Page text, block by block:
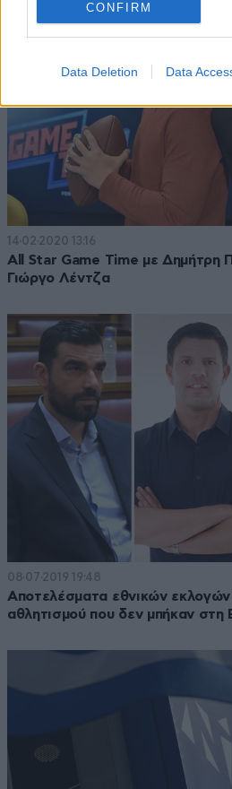
CONFIRM
Data Deletion Data
14·02·2020 13:16
All Star Game Time με Δημήτρη
Γιώργο Λέντζα
08·07·2019 19:48
Αποτελέσματα εθνικών
αθλητισμού που δεν μπήκαν στη